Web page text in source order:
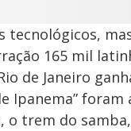
tecnológicos,
165 mil
de Janeiro
Ipanema”
o trem do